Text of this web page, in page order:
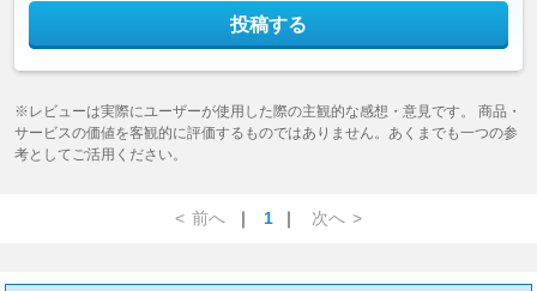
投稿する
※レビューは実際にユーザーが使用した際の主観的な感想・意見です。 商品・
サービスの価値を客観的に評価するものではありません。あくまでも一つの参
考としてご活用ください。
< 前へ ｜ 1 ｜ 次へ >